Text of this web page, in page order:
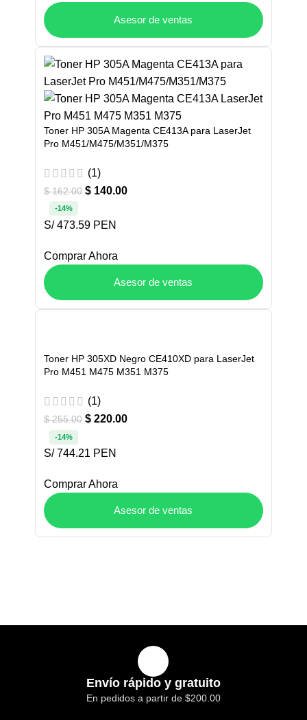
Asesor de ventas
Toner HP 305A Magenta CE413A para LaserJet
Pro M451/M475/M351/M375
(1)
$162.00 $ 140.00
-14%
S/ 473.59 PEN
Comprar Ahora
Asesor de ventas
Toner HP 305XD Negro CE410XD para LaserJet
Pro M451 M475 M351 M375
(1)
$255.00 $ 220.00
-14%
S/ 744.21 PEN
Comprar Ahora
Asesor de ventas
Envío rápido y gratuito
En pedidos a partir de $200.00